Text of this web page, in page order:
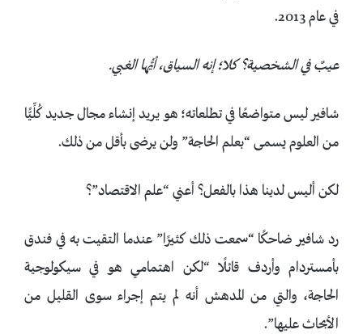
في عام 2013.
عيبٌ في الشخصية؟ كلا؛ إنه السياق، أيُّها الغبي.
شافير ليس متواضعًا في تطلعاته؛ هو يريد إنشاء مجال جديد كُلِّيًّا
من العلوم يسمى “بعلم الحاجة” ولن يرضى بأقل من ذلك.
لكن أليس لدينا هذا بالفعل؟ أعني “علم الاقتصاد”؟
رد شافير ضاحكًا “سمعت ذلك كثيرًا” عندما التقيت به في فندق
بأمستردام وأردف قائلًا “لكن اهتمامي هو في سيكولوجية
الحاجة، والتي من المدهش أنه لم يتم إجراء سوى القليل من
الأبحاث عليها”.